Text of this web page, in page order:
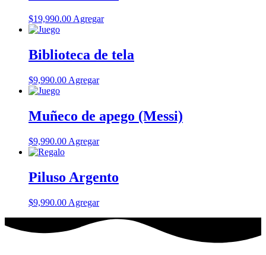
$19,990.00 Agregar
Biblioteca de tela
$9,990.00 Agregar
Muñeco de apego (Messi)
$9,990.00 Agregar
Piluso Argento
$9,990.00 Agregar